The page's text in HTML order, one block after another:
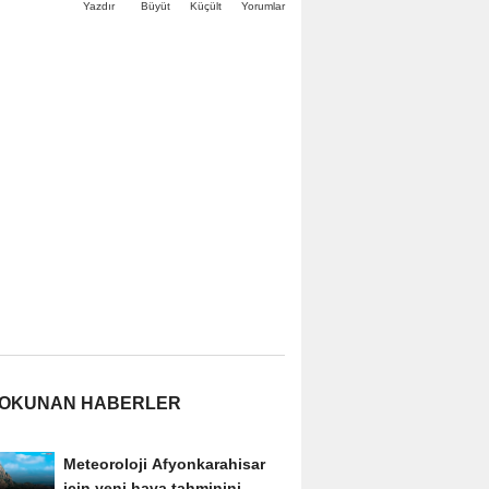
Yazdır Büyüt Küçült Yorumlar
HABERLER
Meteoroloji Afyonkarahisar